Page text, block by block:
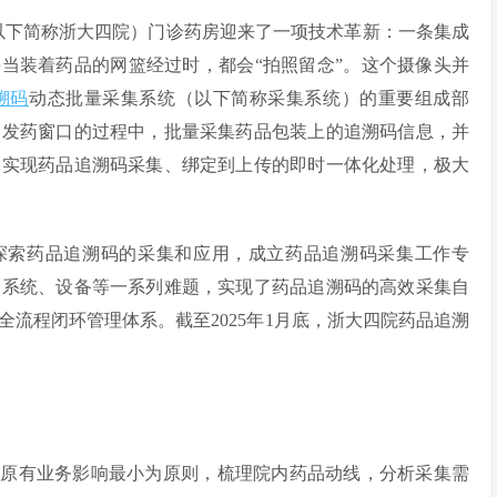
下简称浙大四院）门诊药房迎来了一项技术革新：一条集成
装着药品的网篮经过时，都会“拍照留念”。这个摄像头并
码动态批量采集系统（以下简称采集系统）的重要组成部
药窗口的过程中，批量采集药品包装上的追溯码信息，并
现药品追溯码采集、绑定到上传的即时一体化处理，极大
药品追溯码的采集和应用，成立药品追溯码采集工作专
统、设备等一系列难题，实现了药品追溯码的高效采集自
程闭环管理体系。截至2025年1月底，浙大四院药品追溯
有业务影响最小为原则，梳理院内药品动线，分析采集需